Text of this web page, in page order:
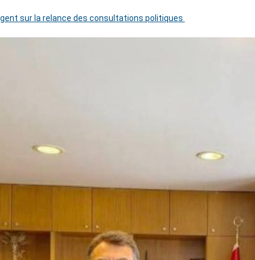
sur la relance des consultations politiques